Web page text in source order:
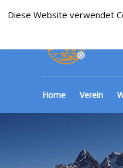
Home Verein
Diese Website verwendet